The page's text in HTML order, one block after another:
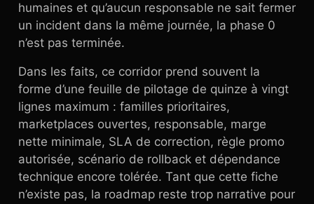
humaines et qu’aucun responsable ne sait fermer
un incident dans la même journée, la phase 0
n’est pas terminée.
Dans les faits, ce corridor prend souvent la
forme d’une feuille de pilotage de quinze à vingt
lignes maximum : familles prioritaires,
marketplaces ouvertes, responsable, marge
nette minimale, SLA de correction, règle promo
autorisée, scénario de rollback et dépendance
technique encore tolérée. Tant que cette fiche
n’existe pas, la roadmap reste trop narrative pour